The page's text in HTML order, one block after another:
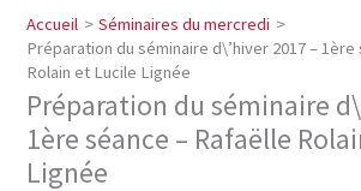
Accueil
Séminaires du mercredi
Préparation du séminaire d\’hiver 2017 – 1ère
Rolain et Lucile Lignée
Préparation du séminaire
1ère séance – Rafaëlle
Lignée